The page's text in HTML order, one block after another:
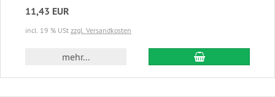
11,43 EUR
incl. 19 % USt zzgl. Versandkosten
mehr... In den